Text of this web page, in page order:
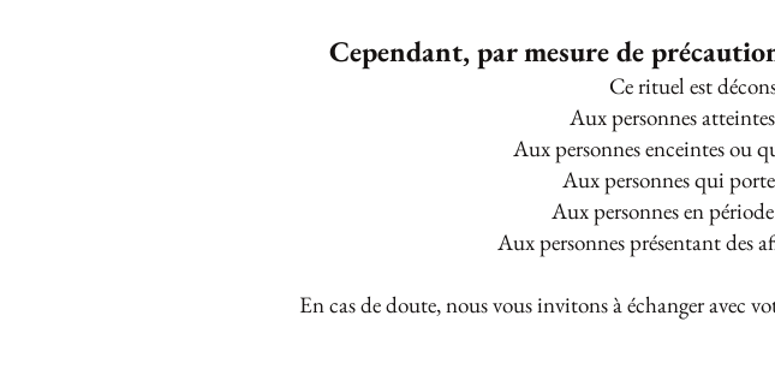
Cependant, par mesure de
Ce rituel est
Aux personnes
Aux personnes enceintes ou
Aux personnes qui
Aux personnes en
Aux personnes présentant des
En cas de doute, nous vous invitons à échanger avec